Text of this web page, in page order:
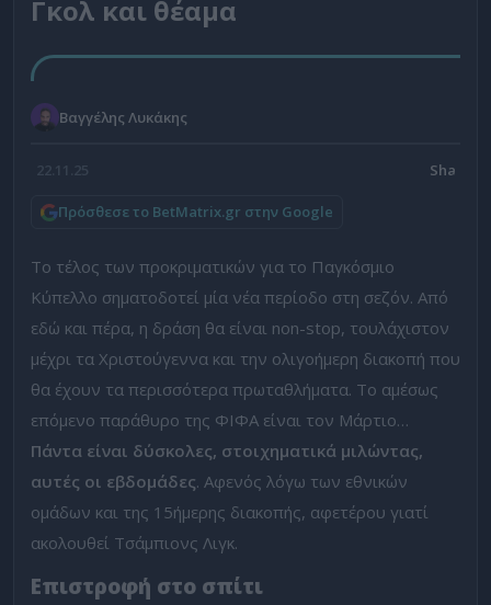
Γκολ και θέαμα
Βαγγέλης Λυκάκης
22.11.25
Πρόσθεσε το BetMatrix.gr στην Google
Το τέλος των προκριματικών για το Παγκόσμιο
Κύπελλο σηματοδοτεί μία νέα περίοδο στη σεζόν. Από
εδώ και πέρα, η δράση θα είναι non-stop, τουλάχιστον
μέχρι τα Χριστούγεννα και την ολιγοήμερη διακοπή που
θα έχουν τα περισσότερα πρωταθλήματα. Το αμέσως
επόμενο παράθυρο της ΦΙΦΑ είναι τον Μάρτιο…
Πάντα είναι δύσκολες, στοιχηματικά μιλώντας,
αυτές οι εβδομάδες. Αφενός λόγω των εθνικών
ομάδων και της 15ήμερης διακοπής, αφετέρου γιατί
ακολουθεί Τσάμπιονς Λιγκ.
Επιστροφή στο σπίτι